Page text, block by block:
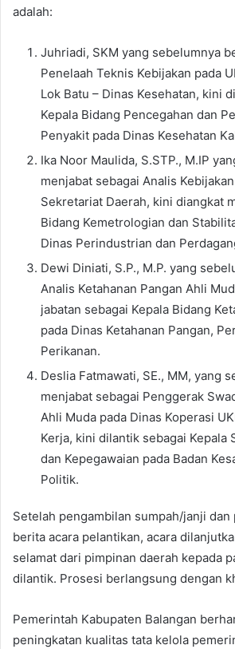
adalah:
Juhriadi, SKM yang sebelumnya
Penelaah Teknis Kebijakan pada
Lok Batu – Dinas Kesehatan, kini
Kepala Bidang Pencegahan dan
Penyakit pada Dinas Kesehatan
Ika Noor Maulida, S.STP., M.IP
menjabat sebagai Analis
Sekretariat Daerah, kini diangkat
Bidang Kemetrologian dan
Dinas Perindustrian dan
Dewi Diniati, S.P., M.P. yang
Analis Ketahanan Pangan Ahli
jabatan sebagai Kepala Bidang
pada Dinas Ketahanan Pangan,
Perikanan.
Deslia Fatmawati, SE., MM, yang
menjabat sebagai Penggerak
Ahli Muda pada Dinas Koperasi
Kerja, kini dilantik sebagai Kepala
dan Kepegawaian pada Badan
Politik.
Setelah pengambilan sumpah/janji dan
berita acara pelantikan, acara
selamat dari pimpinan daerah kepada
dilantik. Prosesi berlangsung dengan
Pemerintah Kabupaten Balangan
peningkatan kualitas tata kelola